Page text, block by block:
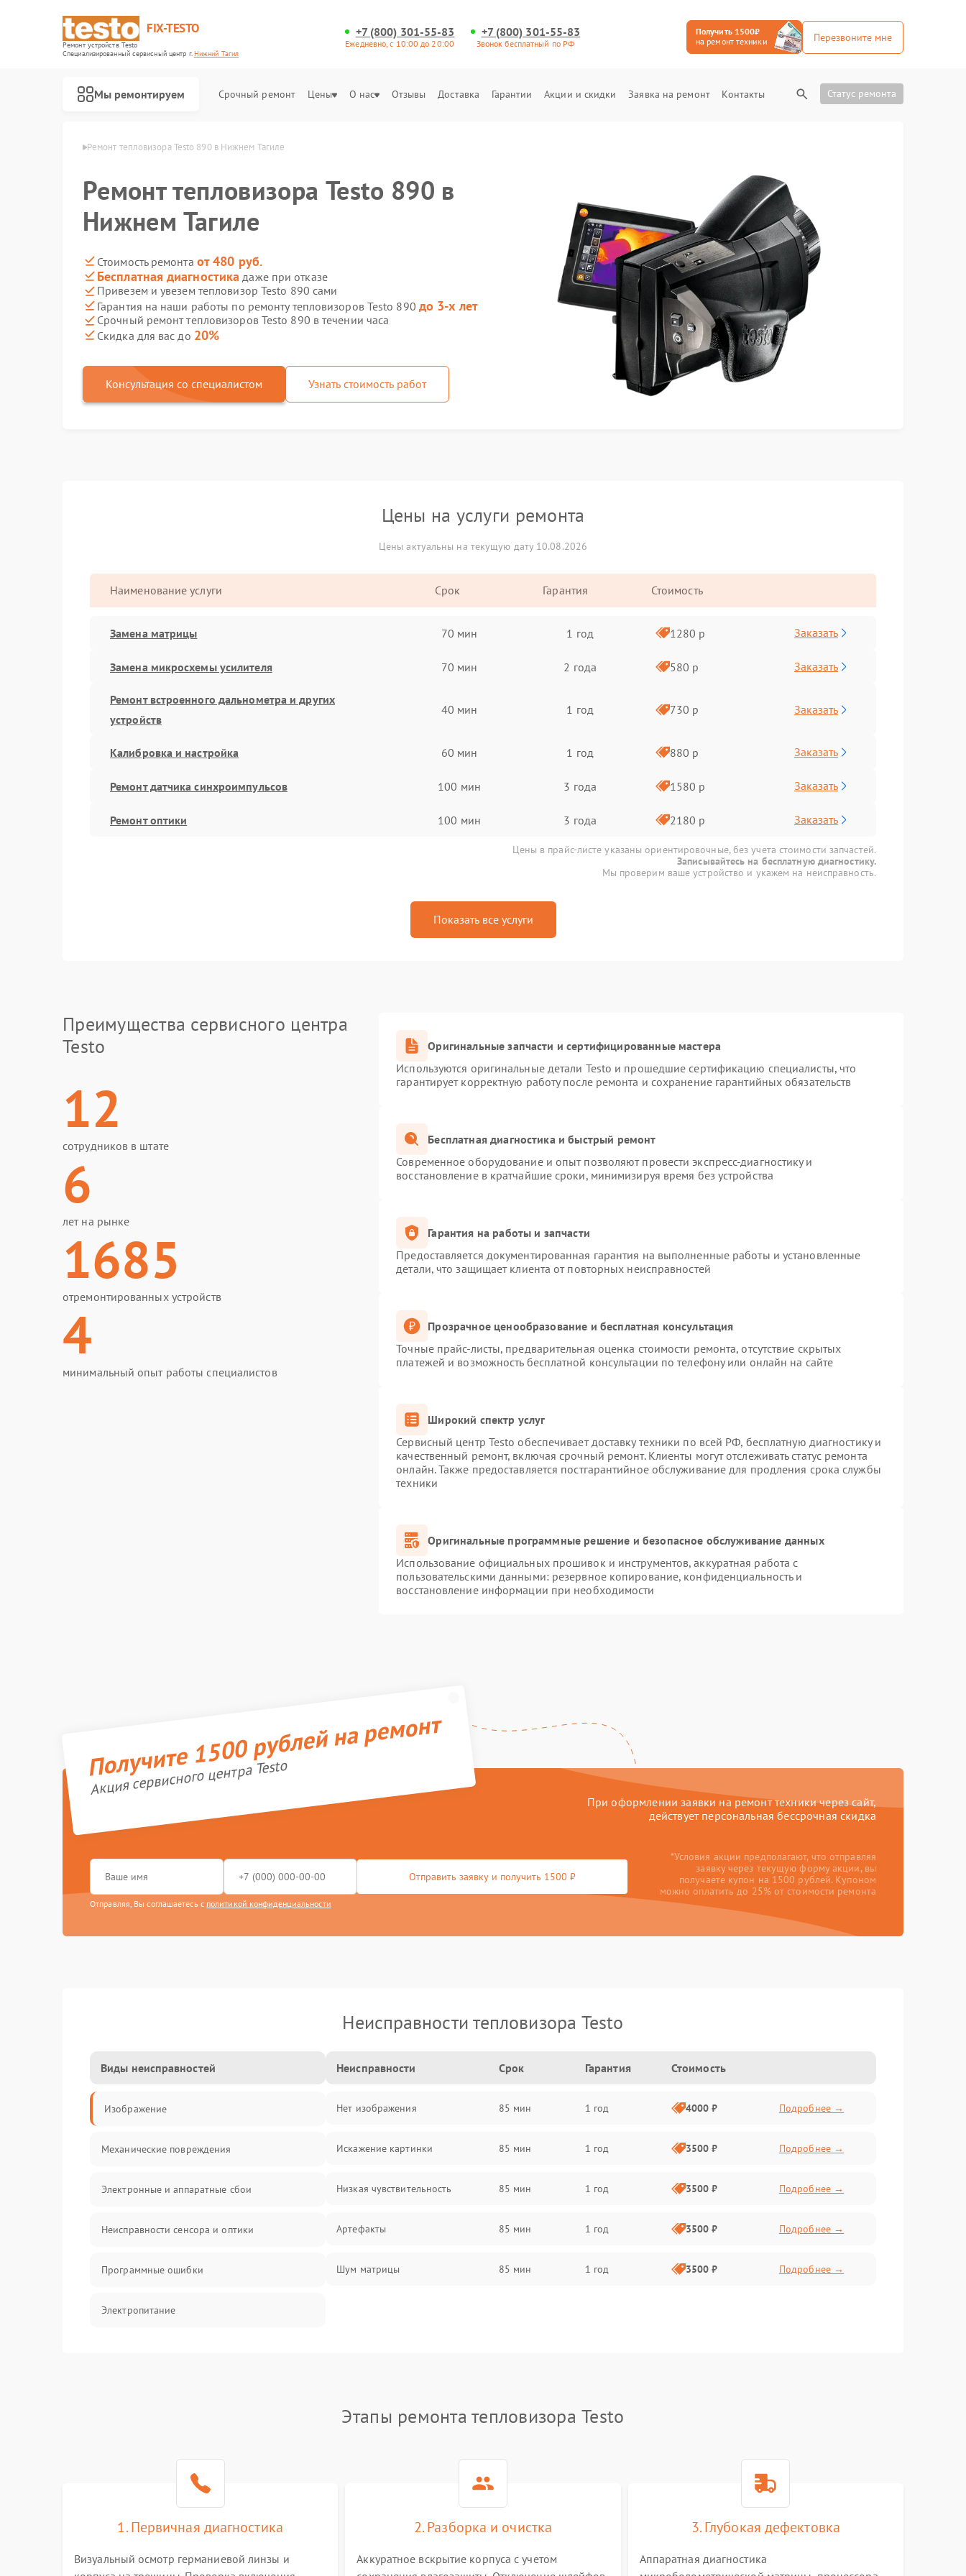
FIX-TESTO
Ремонт устройств Testo
Специализированный cервисный центр г.Нижний Тагил
+7 (800) 301-55-83
Ежедневно, с 10:00 до 20:00
+7 (800) 301-55-83
Звонок бесплатный по РФ
Получить 1500₽
на ремонт техники
Перезвоните мне
Мы ремонтируем Срочный ремонт Цены О нас Отзывы Доставка Гарантии Акции и скидки Заявка на ремонт Контакты Статус ремонта
Ремонт тепловизора Testo 890 в Нижнем Тагиле
Ремонт тепловизора Testo 890 в
Нижнем Тагиле
Стоимость ремонта от 480 руб.
Бесплатная диагностика даже при отказе
Привезем и увезем тепловизор Testo 890 сами
Гарантия на наши работы по ремонту тепловизоров Testo 890 до 3-х лет
Срочный ремонт тепловизоров Testo 890 в течении часа
Скидка для вас до 20%
Консультация со специалистом Узнать стоимость работ
Цены на услуги ремонта
Цены актуальны на текущую дату 10.08.2026
Наименование услуги Срок Гарантия Стоимость
Замена матрицы 70 мин 1 год 1280 р Заказать
Замена микросхемы усилителя 70 мин 2 года 580 р Заказать
Ремонт встроенного дальнометра и других
устройств
40 мин 1 год 730 р Заказать
Калибровка и настройка 60 мин 1 год 880 р Заказать
Ремонт датчика синхроимпульсов 100 мин 3 года 1580 р Заказать
Ремонт оптики 100 мин 3 года 2180 р Заказать
Цены в прайс-листе указаны ориентировочные, без учета стоимости запчастей.
Записывайтесь на бесплатную диагностику.
Мы проверим ваше устройство и укажем на неисправность.
Показать все услуги
Преимущества сервисного центра
Testo
12
сотрудников в штате
6
лет на рынке
1685
отремонтированных устройств
4
минимальный опыт работы специалистов
Оригинальные запчасти и сертифицированные мастера
Используются оригинальные детали Testo и прошедшие сертификацию специалисты, что
гарантирует корректную работу после ремонта и сохранение гарантийных обязательств
Бесплатная диагностика и быстрый ремонт
Современное оборудование и опыт позволяют провести экспресс-диагностику и
восстановление в кратчайшие сроки, минимизируя время без устройства
Гарантия на работы и запчасти
Предоставляется документированная гарантия на выполненные работы и установленные
детали, что защищает клиента от повторных неисправностей
Прозрачное ценообразование и бесплатная консультация
Точные прайс-листы, предварительная оценка стоимости ремонта, отсутствие скрытых
платежей и возможность бесплатной консультации по телефону или онлайн на сайте
Широкий спектр услуг
Сервисный центр Testo обеспечивает доставку техники по всей РФ, бесплатную диагностику и
качественный ремонт, включая срочный ремонт. Клиенты могут отслеживать статус ремонта
онлайн. Также предоставляется постгарантийное обслуживание для продления срока службы
техники
Оригинальные программные решение и безопасное обслуживание данных
Использование официальных прошивок и инструментов, аккуратная работа с
пользовательскими данными: резервное копирование, конфиденциальность и
восстановление информации при необходимости
Получите 1500 рублей на ремонт
Акция сервисного центра Testo
При оформлении заявки на ремонт техники через сайт,
действует персональная бессрочная скидка
Отправить заявку и получить 1500 ₽
Отправляя, Вы соглашаетесь с политикой конфиденциальности
*Условия акции предполагают, что отправляя
заявку через текущую форму акции, вы
получаете купон на 1500 рублей. Купоном
можно оплатить до 25% от стоимости ремонта
Неисправности тепловизора Testo
Виды неисправностей
Изображение
Механические повреждения
Электронные и аппаратные сбои
Неисправности сенсора и оптики
Программные ошибки
Электропитание
Температурные проблемы
Сбои коммуникаций и интерфейсов
Неисправности Срок Гарантия Стоимость
Нет изображения 85 мин 1 год 4000 ₽ Подробнее →
Искажение картинки 85 мин 1 год 3500 ₽ Подробнее →
Низкая чувствительность 85 мин 1 год 3500 ₽ Подробнее →
Артефакты 85 мин 1 год 3500 ₽ Подробнее →
Шум матрицы 85 мин 1 год 3500 ₽ Подробнее →
Этапы ремонта тепловизора Testo
1. Первичная диагностика
Визуальный осмотр германиевой линзы и
2. Разборка и очистка
Аккуратное вскрытие корпуса с учетом
3. Глубокая дефектовка
Аппаратная диагностика